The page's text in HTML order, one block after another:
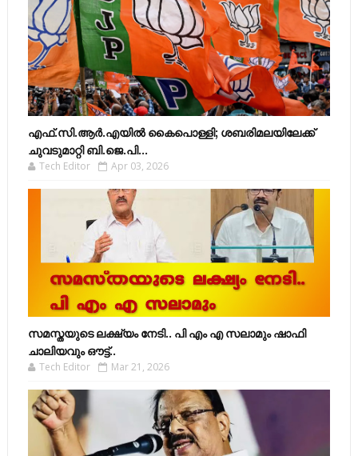
എഫ്​.സി.ആർ.എയിൽ കൈപൊള്ളി; ശബരിമലയിലേക്ക്​
ചുവടുമാറ്റി ബി.ജെ.പി...
Tech Editor Apr 03, 2026
സമസ്തയുടെ ലക്ഷ്യം നേടി.. പി എം എ സലാമും ഷാഫി
ചാലിയവും ഔട്ട്..
Tech Editor Mar 21, 2026